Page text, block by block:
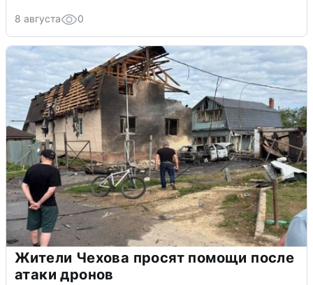
8 августа 0
Жители Чехова просят помощи после
атаки дронов